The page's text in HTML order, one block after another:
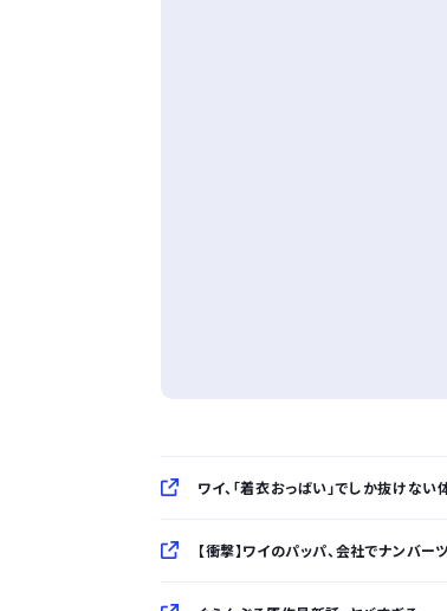
ワイ、「着衣おっばい」でしか抜けない
【衝撃】ワイのパッパ、会社でナンバーツ